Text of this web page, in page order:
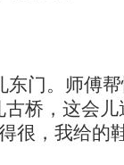
东门。师傅
桥，这会
很，我给的